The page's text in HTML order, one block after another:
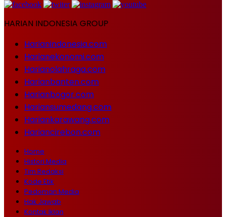
HARIAN INDONESIA GROUP
Harianindonesia.com
Harianekonomi.com
Harianolahraga.com
Harianbanten.com
Harianbogor.com
Hariansumedang.com
Hariankarawang.com
Hariancirebon.com
Home
Histori Media
Tim Redaksi
Kode Etik
Pedoman Media
Hak Jawab
Kontak Iklan